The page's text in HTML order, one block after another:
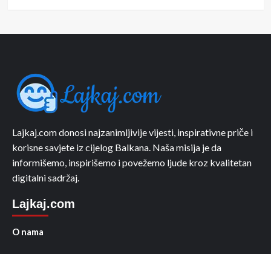
Lajkaj.com donosi najzanimljivije vijesti, inspirativne priče i
korisne savjete iz cijelog Balkana. Naša misija je da
informišemo, inspirišemo i povežemo ljude kroz kvalitetan
digitalni sadržaj.
Lajkaj.com
O nama